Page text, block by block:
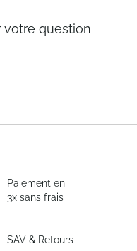
votre question
Paiement en
3x sans frais
SAV & Retours